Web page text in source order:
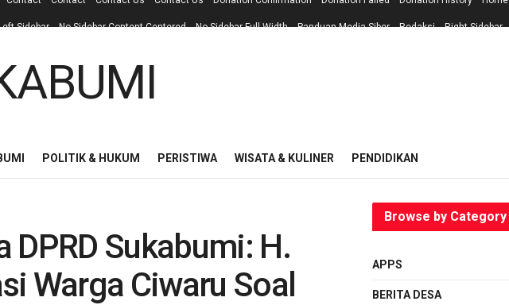
Sidebar No Sidebar Content Centered No Sidebar Full Width Panduan Media Siber Redaksi Right Sidebar
POLITIK & HUKUM PERISTIWA WISATA & KULINER PENDIDIKAN
DPRD Sukabumi: H.
Warga Ciwaru Soal
Browse by Category
APPS
BERITA DESA